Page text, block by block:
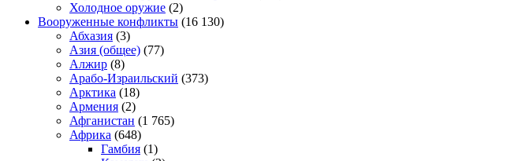
Холодное оружие (2)
Вооруженные конфликты (16 130)
Абхазия (3)
Азия (общее) (77)
Алжир (8)
Арабо-Израильский (373)
Арктика (18)
Армения (2)
Афганистан (1 765)
Африка (648)
Гамбия (1)